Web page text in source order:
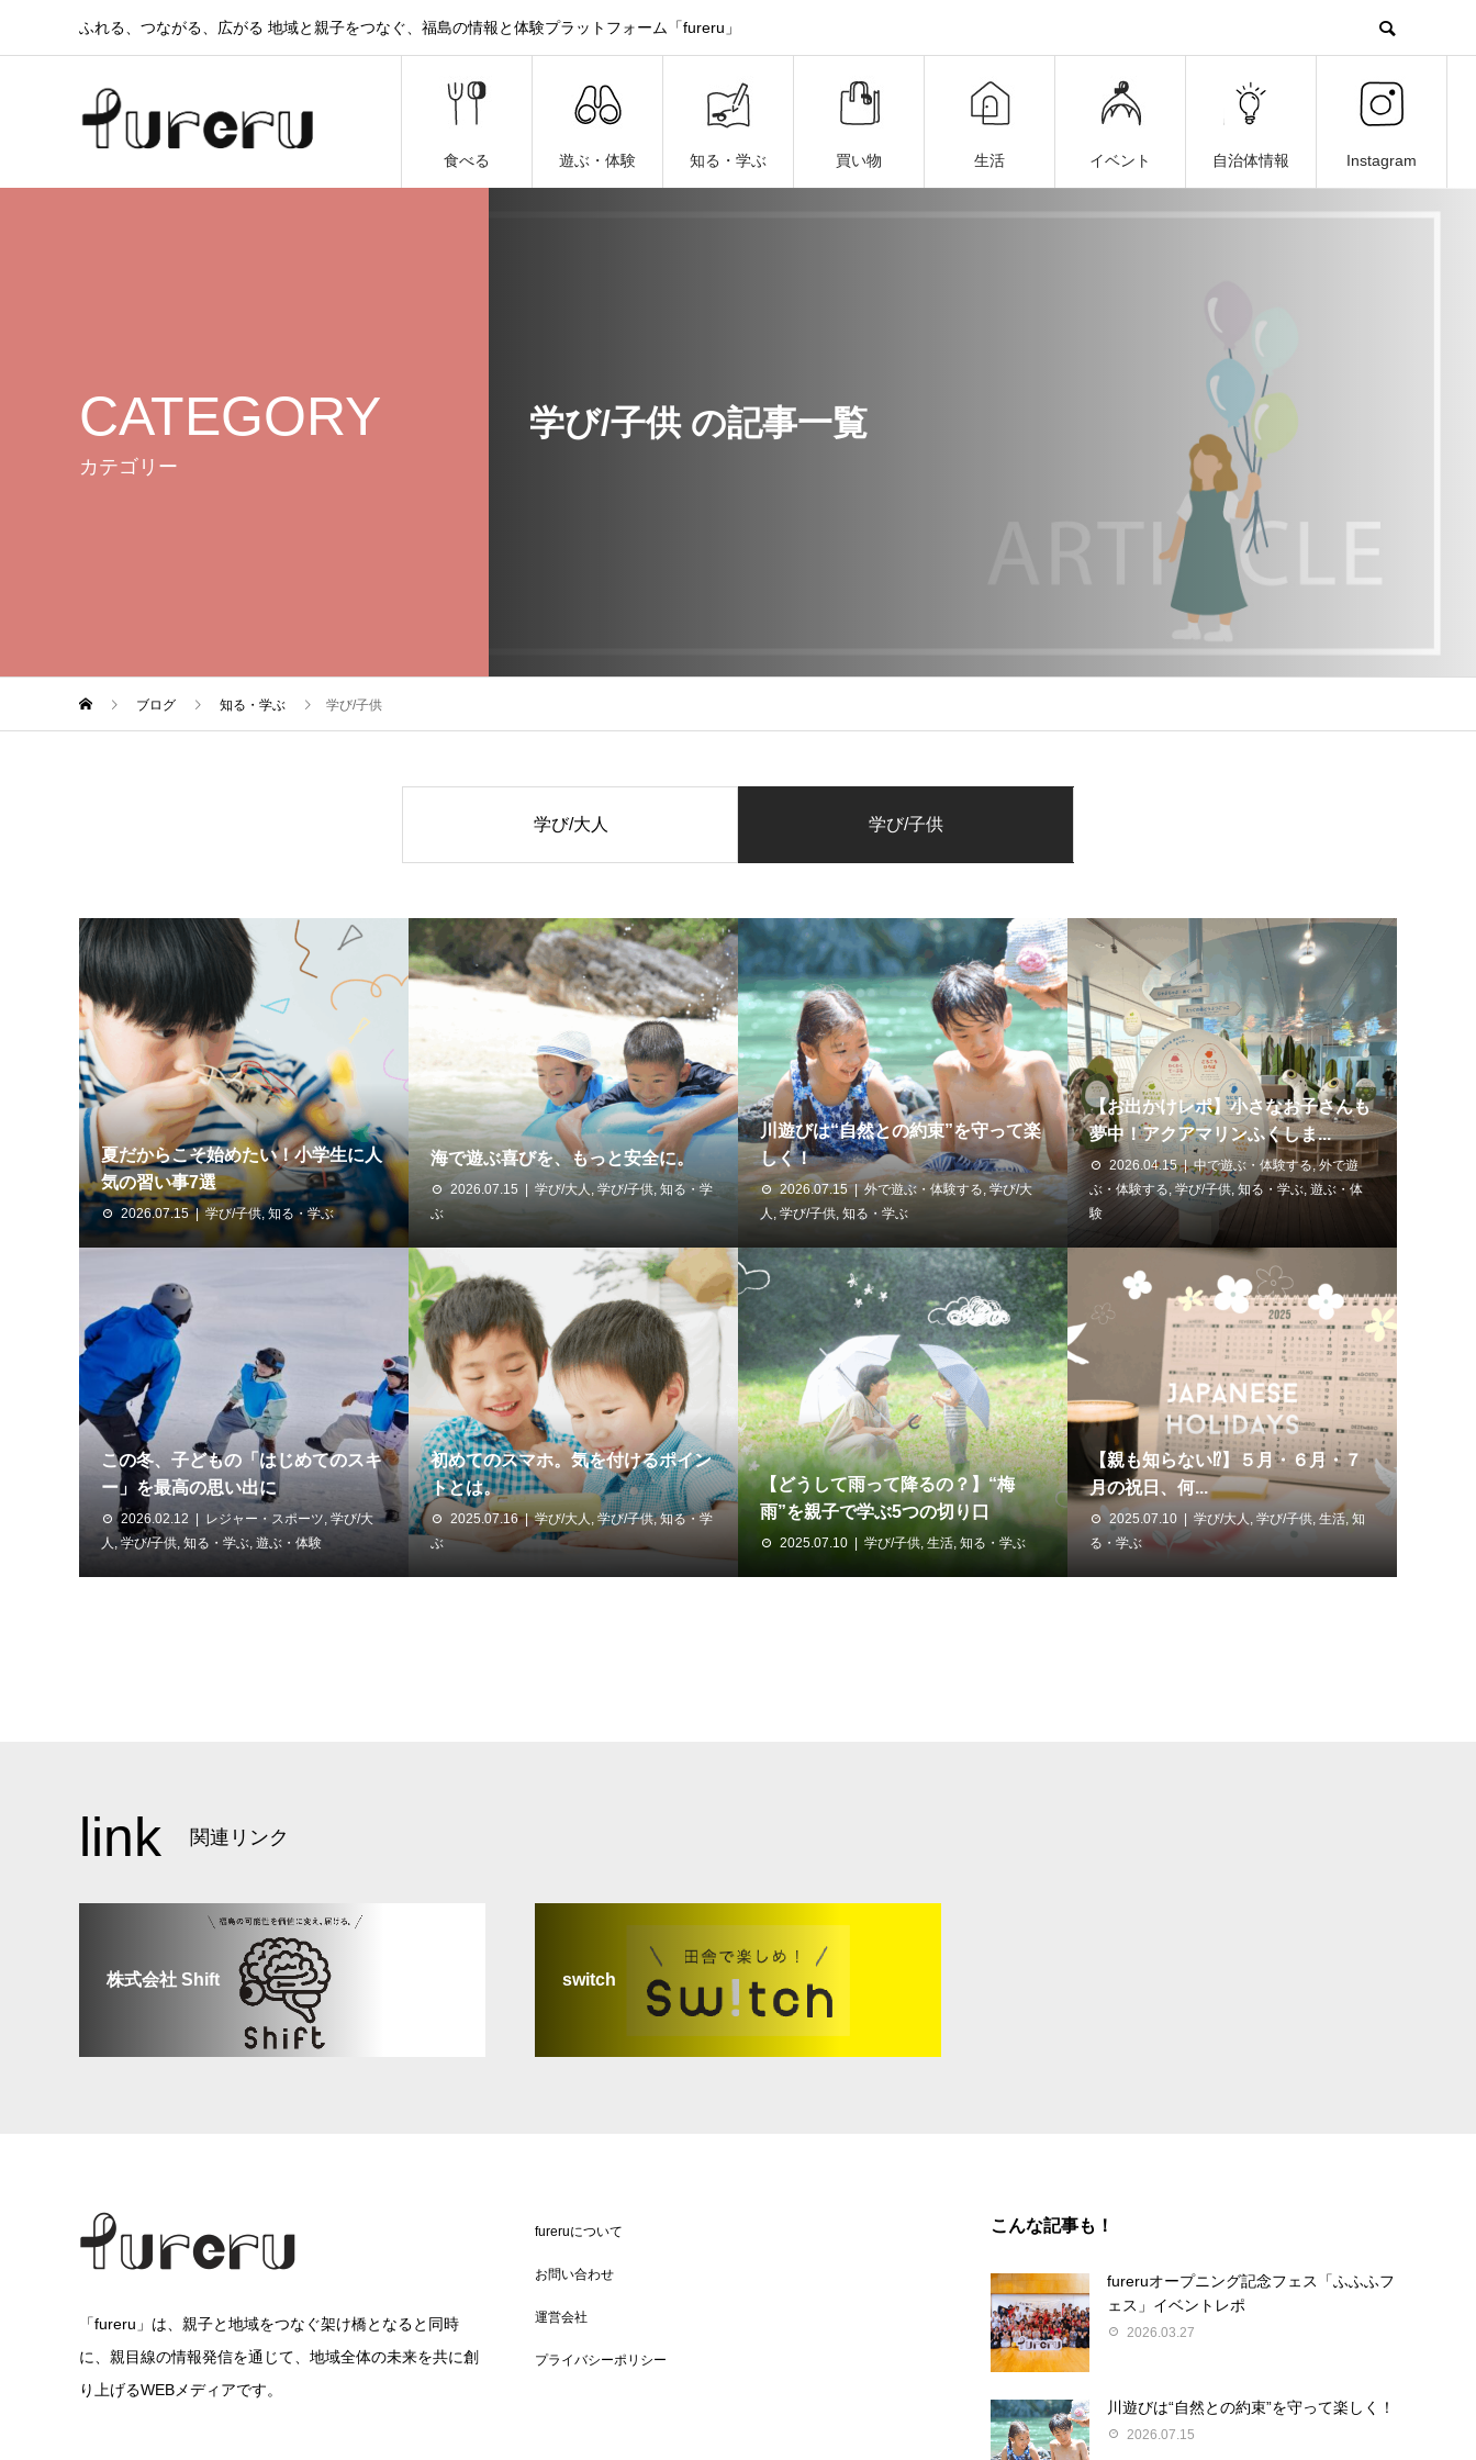
ふれる、つながる、広がる 地域と親子をつなぐ、福島の情報と体験プラットフォーム「fureru」
食べる 遊ぶ・体験 知る・学ぶ 買い物 生活 イベント 自治体情報 Instagram
CATEGORY
カテゴリー
学び/子供 の記事一覧
ブログ 知る・学ぶ 学び/子供
学び/大人 学び/子供
夏だからこそ始めたい！小学生に人
気の習い事7選
2026.07.15 学び/子供, 知る・学ぶ
海で遊ぶ喜びを、もっと安全に。
2026.07.15 学び/大人, 学び/子供, 知る・学
ぶ
川遊びは“自然との約束”を守って楽
しく！
2026.07.15 外で遊ぶ・体験する,学び/大
人 , 学び/子供, 知る・学ぶ
【お出かけレポ】小さなお子さんも
夢中！アクアマリンふくしま...
2026.04.15 中で遊ぶ・体験する,外で遊
ぶ・体験する,学び/子供, 知る・学ぶ, 遊ぶ・体
験
この冬、子どもの「はじめてのスキ
ー」を最高の思い出に
2026.02.12 レジャー・スポーツ, 学び/大
人,学び/子供, 知る・学ぶ, 遊ぶ・体験
初めてのスマホ。気を付けるポイン
トとは。
2025.07.16 学び/大人 , 学び/子供,知る・学
ぶ
【どうして雨って降るの？】“梅
雨”を親子で学ぶ5つの切り口
2025.07.10 学び/子供, 生活, 知る・学ぶ
【親も知らない⁉】５月・６月・７
月の祝日、何...
2025.07.10 学び/大人 , 学び/子供, 生活, 知
る・学ぶ
link 関連リンク
株式会社 Shift switch
「fureru」は、親子と地域をつなぐ架け橋となると同時
に、親目線の情報発信を通じて、地域全体の未来を共に創
り上げるWEBメディアです。
fureruについて
お問い合わせ
運営会社
プライバシーポリシー
こんな記事も！
fureruオープニング記念フェス「ふふふフ
ェス」イベントレポ
2026.03.27
川遊びは“自然との約束”を守って楽しく！
2026.07.15